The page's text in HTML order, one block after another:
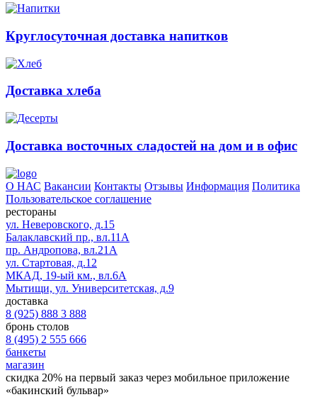
Круглосуточная доставка напитков
Доставка хлеба
Доставка восточных сладостей на дом и в офис
О НАС Вакансии Контакты Отзывы Информация Политика
Пользовательское соглашение
рестораны
ул. Неверовского, д.15
Балаклавский пр., вл.11А
пр. Андропова, вл.21А
ул. Стартовая, д.12
МКАД, 19-ый км., вл.6А
Мытищи, ул. Университетская, д.9
доставка
8 (925) 888 3 888
бронь столов
8 (495) 2 555 666
банкеты
магазин
скидка 20% на первый заказ через мобильное приложение
«бакинский бульвар»